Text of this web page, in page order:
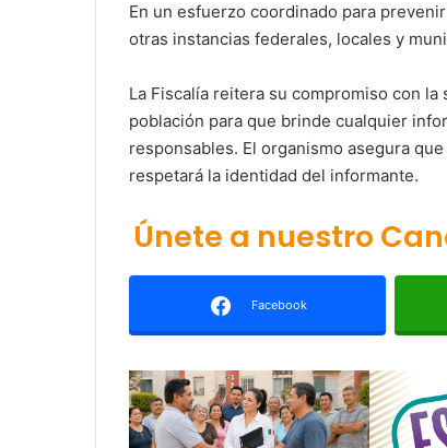
En un esfuerzo coordinado para
otras instancias federales, locales y
La Fiscalía reitera su compromiso con
población para que brinde cualquier
responsables. El organismo asegura
respetará la identidad del informante.
Únete a nuestro
Facebook